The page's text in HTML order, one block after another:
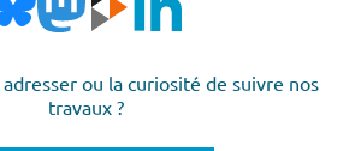
ou la curiosité de suivre nos
travaux ?